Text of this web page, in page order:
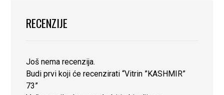
RECENZIJE
Još nema recenzija.
Budi prvi koji će recenzirati “Vitrin ”KASHMIR”
73”